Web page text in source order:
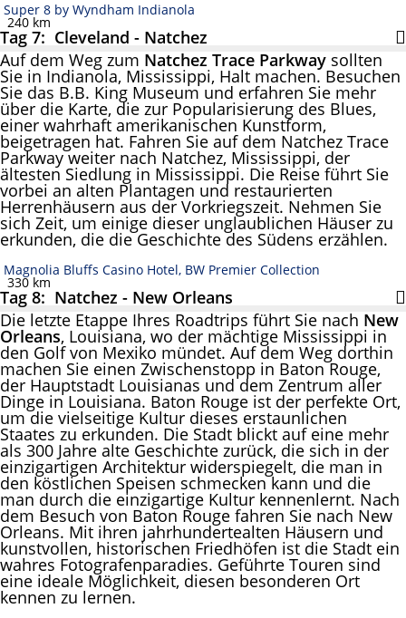
Super 8 by Wyndham Indianola
240 km
Tag 7: Cleveland - Natchez
Auf dem Weg zum Natchez Trace Parkway sollten
Sie in Indianola, Mississippi, Halt machen. Besuchen
Sie das B.B. King Museum und erfahren Sie mehr
über die Karte, die zur Popularisierung des Blues,
einer wahrhaft amerikanischen Kunstform,
beigetragen hat. Fahren Sie auf dem Natchez Trace
Parkway weiter nach Natchez, Mississippi, der
ältesten Siedlung in Mississippi. Die Reise führt Sie
vorbei an alten Plantagen und restaurierten
Herrenhäusern aus der Vorkriegszeit. Nehmen Sie
sich Zeit, um einige dieser unglaublichen Häuser zu
erkunden, die die Geschichte des Südens erzählen.
Magnolia Bluffs Casino Hotel, BW Premier Collection
330 km
Tag 8: Natchez - New Orleans
Die letzte Etappe Ihres Roadtrips führt Sie nach New
Orleans, Louisiana, wo der mächtige Mississippi in
den Golf von Mexiko mündet. Auf dem Weg dorthin
machen Sie einen Zwischenstopp in Baton Rouge,
der Hauptstadt Louisianas und dem Zentrum aller
Dinge in Louisiana. Baton Rouge ist der perfekte Ort,
um die vielseitige Kultur dieses erstaunlichen
Staates zu erkunden. Die Stadt blickt auf eine mehr
als 300 Jahre alte Geschichte zurück, die sich in der
einzigartigen Architektur widerspiegelt, die man in
den köstlichen Speisen schmecken kann und die
man durch die einzigartige Kultur kennenlernt. Nach
dem Besuch von Baton Rouge fahren Sie nach New
Orleans. Mit ihren jahrhundertealten Häusern und
kunstvollen, historischen Friedhöfen ist die Stadt ein
wahres Fotografenparadies. Geführte Touren sind
eine ideale Möglichkeit, diesen besonderen Ort
kennen zu lernen.